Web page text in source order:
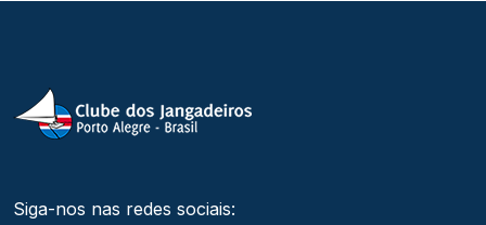
Siga-nos nas redes sociais: